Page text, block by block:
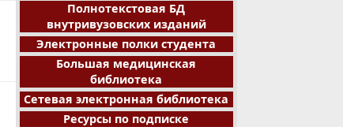
Полнотекстовая БД
внутривузовских изданий
Электронные полки студента
Большая медицинская
библиотека
Сетевая электронная библиотека
Ресурсы по подписке